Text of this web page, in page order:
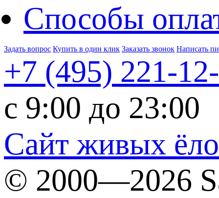
Способы
Задать вопрос Купить в один клик Заказать звонок Написать
+7 (495) 221-
c 9:00 до 23:00
Сайт живых
© 2000—2026